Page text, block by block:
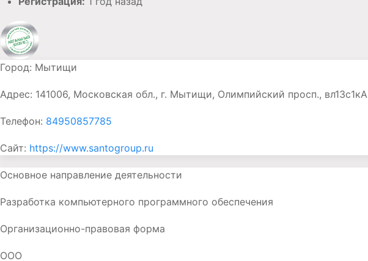
Город: Мытищи
Адрес: 141006, Московская обл., г. Мытищи, Олимпийский просп., вл13с1кА
Телефон: 84950857785
Сайт: https://www.santogroup.ru
Основное направление деятельности
Разработка компьютерного программного обеспечения
Организационно-правовая форма
ООО